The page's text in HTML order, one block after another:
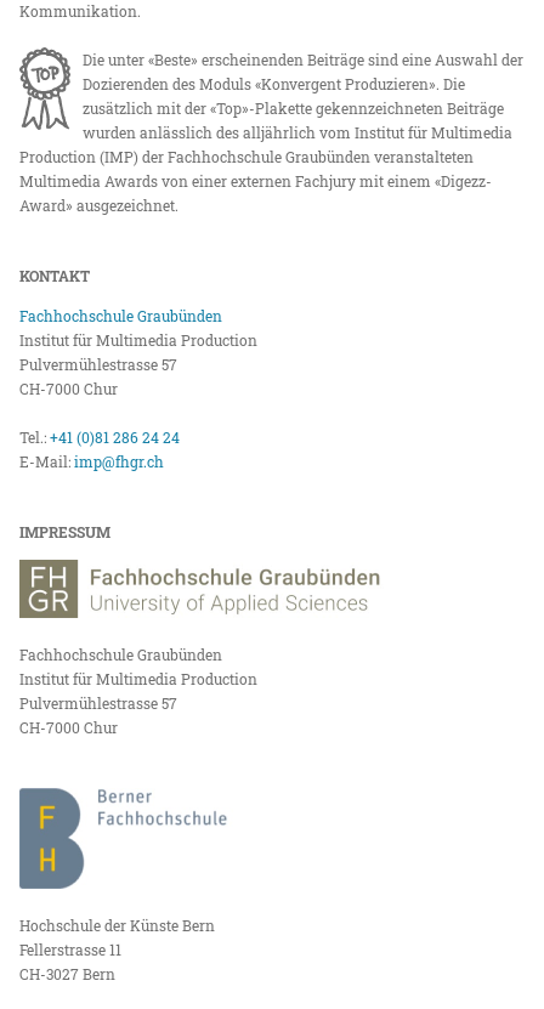
Kommunikation.
Die unter «Beste» erscheinenden Beiträge sind eine Auswahl der
Dozierenden des Moduls «Konvergent Produzieren». Die
zusätzlich mit der «Top»-Plakette gekennzeichneten Beiträge
wurden anlässlich des alljährlich vom Institut für Multimedia
Production (IMP) der Fachhochschule Graubünden veranstalteten
Multimedia Awards von einer externen Fachjury mit einem «Digezz-
Award» ausgezeichnet.
KONTAKT
Fachhochschule Graubünden
Institut für Multimedia Production
Pulvermühlestrasse 57
CH-7000 Chur
Tel.:+41 (0)81 286 24 24
E-Mail:imp@fhgr.ch
IMPRESSUM
Fachhochschule Graubünden
Institut für Multimedia Production
Pulvermühlestrasse 57
CH-7000 Chur
Hochschule der Künste Bern
Fellerstrasse 11
CH-3027 Bern